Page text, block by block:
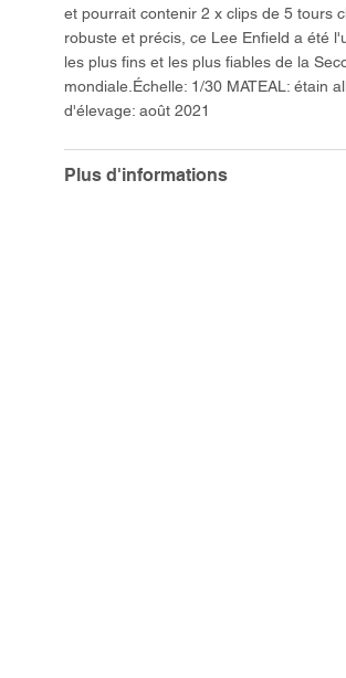
et pourrait contenir 2 x clips de 5 tours
robuste et précis, ce Lee Enfield a été
les plus fins et les plus fiables de la
mondiale.Échelle: 1/30 MATEAL: étain
d'élevage: août 2021
Plus d'informations